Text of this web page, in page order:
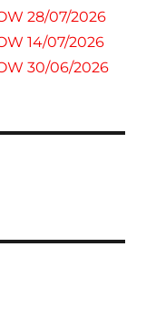
28/07/2026
14/07/2026
30/06/2026